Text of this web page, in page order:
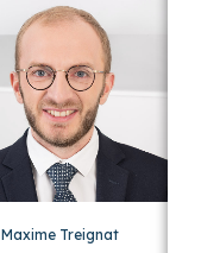
Maxime Treignat